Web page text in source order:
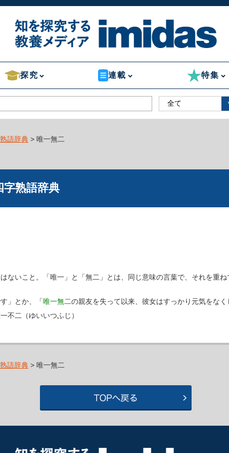
探究 連載 特集
語辞典 > 唯一無二
熟語辞典
ないこと。「唯一」と「無二」とは、同じ意味の言葉で、それを重
」とか、「唯一無二の親友を失って以来、彼女はすっかり元気をな
不二（ゆいいつふじ）
語辞典 > 唯一無二